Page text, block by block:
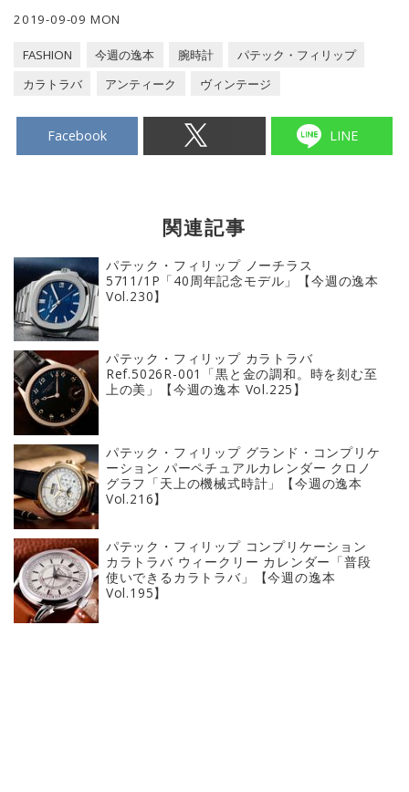
2019-09-09 MON
FASHION 今週の逸本 腕時計
パテック・フィリップ
カラトラバ
アンティーク ヴィンテージ
Facebook LINE
関連記事
パテック・フィリップ ノーチラス
5711/1P「40周年記念モデル」【今週の逸本
Vol.230】
パテック・フィリップ カラトラバ
Ref.5026R-001「黒と金の調和。時を刻む至
上の美」【今週の逸本 Vol.225】
パテック・フィリップ グランド・コンプリケ
ーション パーペチュアルカレンダー クロノ
グラフ「天上の機械式時計」【今週の逸本
Vol.216】
パテック・フィリップ コンプリケーション
カラトラバ ウィークリー カレンダー「普段
使いできるカラトラバ」【今週の逸本
Vol.195】